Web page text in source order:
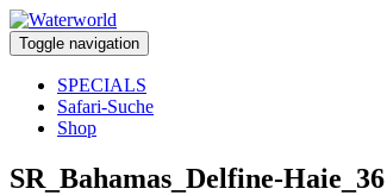
Toggle navigation
SPECIALS
Safari-Suche
Shop
SR_Bahamas_Delfine-Haie_36